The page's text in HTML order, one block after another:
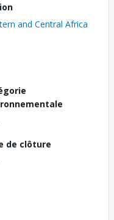
and Central Africa
de clôture